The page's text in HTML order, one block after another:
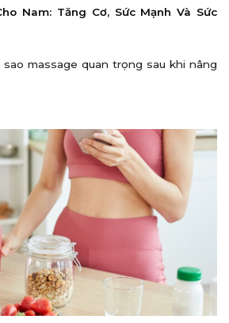
Nam: Tăng Cơ, Sức Mạnh Và Sức
sao massage quan trọng sau khi nâng